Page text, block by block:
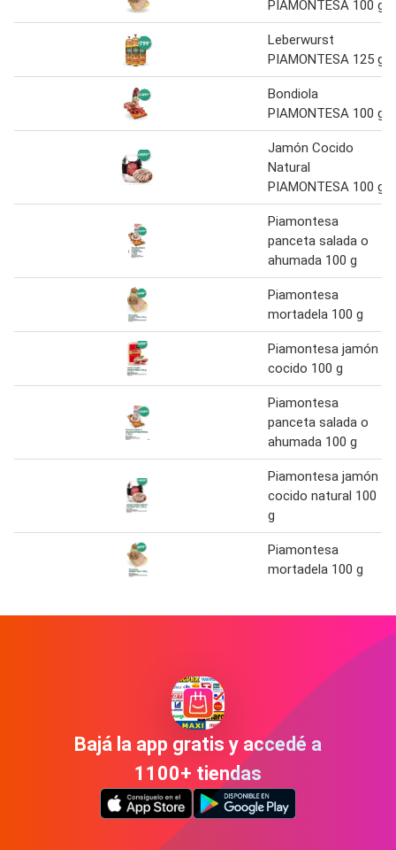
PIAMONTESA 100 g
Leberwurst
PIAMONTESA 125 g
Bondiola
PIAMONTESA 100 g
Jamón Cocido
Natural
PIAMONTESA 100 g
Piamontesa
panceta salada o
ahumada 100 g
Piamontesa
mortadela 100 g
Piamontesa jamón
cocido 100 g
Piamontesa
panceta salada o
ahumada 100 g
Piamontesa jamón
cocido natural 100
g
Piamontesa
mortadela 100 g
Bajá la app gratis y accedé a
1100+ tiendas